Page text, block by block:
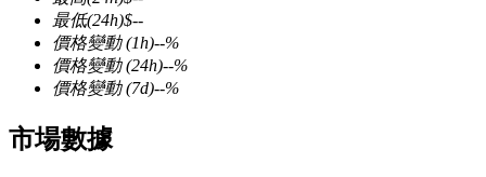
幣本位永續
最低(24h)$--
價格變動(1h)--%
價格變動(24h)--%
價格變動(7d)--%
市場數據